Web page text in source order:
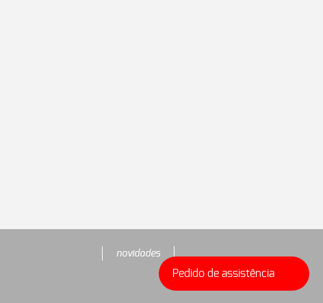
novidades
Pedido de assistência